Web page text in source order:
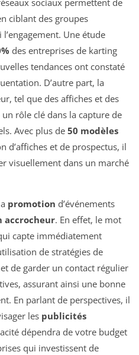
sociaux permettent de
ciblant des groupes
Une étude
des entreprises de karting
tendances ont constaté
D’autre part, la
tel que des affiches et des
rôle clé dans la capture de
Avec plus de 50 modèles
d’affiches et de prospectus, il
visuellement dans un marché
promotion d’événements
accrocheur. En effet, le mot
capte immédiatement
de stratégies de
de garder un contact régulier
assurant ainsi une bonne
En parlant de perspectives, il
les publicités
dépendra de votre budget
qui investissent de